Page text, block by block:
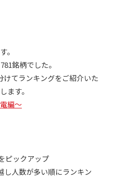
。
銘柄でした。
てランキングをご紹介いた
ます。
編～
ピックアップ
し人数が多い順にランキン